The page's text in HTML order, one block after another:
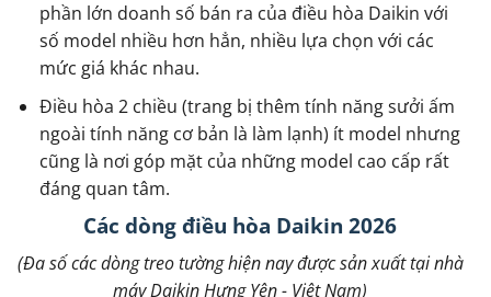
phần lớn doanh số bán ra của điều hòa Daikin với
số model nhiều hơn hẳn, nhiều lựa chọn với các
mức giá khác nhau.
Điều hòa 2 chiều (trang bị thêm tính năng sưởi ấm
ngoài tính năng cơ bản là làm lạnh) ít model nhưng
cũng là nơi góp mặt của những model cao cấp rất
đáng quan tâm.
Các dòng điều hòa Daikin 2026
(Đa số các dòng treo tường hiện nay được sản xuất tại nhà
máy Daikin Hưng Yên - Việt Nam)